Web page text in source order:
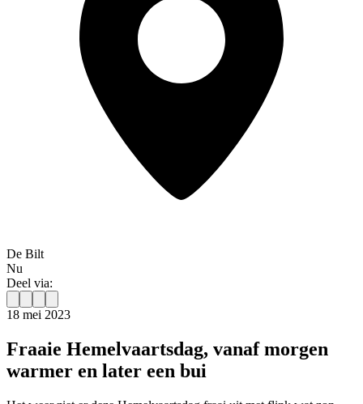
De Bilt
Nu
Deel via:
18 mei 2023
Fraaie Hemelvaartsdag, vanaf morgen
warmer en later een bui